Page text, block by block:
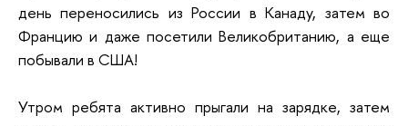
день переносились из России в Канаду, затем во
Францию и даже посетили Великобританию, а еще
побывали в США!
Утром ребята активно прыгали на зарядке, затем